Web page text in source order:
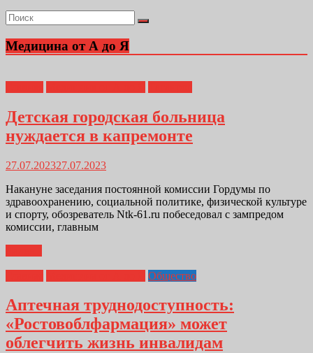
Медицина от А до Я
Детская городская больница
нуждается в капремонте
27.07.202327.07.2023
Накануне заседания постоянной комиссии Гордумы по
здравоохранению, социальной политике, физической культуре
и спорту, обозреватель Ntk-61.ru побеседовал с зампредом
комиссии, главным
Общество
Аптечная труднодоступность:
«Ростовоблфармация» может
облегчить жизнь инвалидам